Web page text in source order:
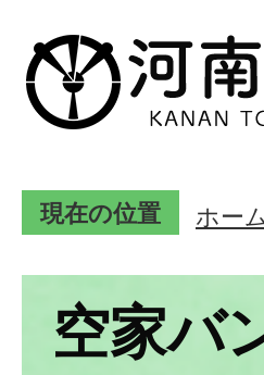
現在の位置 ホー
空家バ